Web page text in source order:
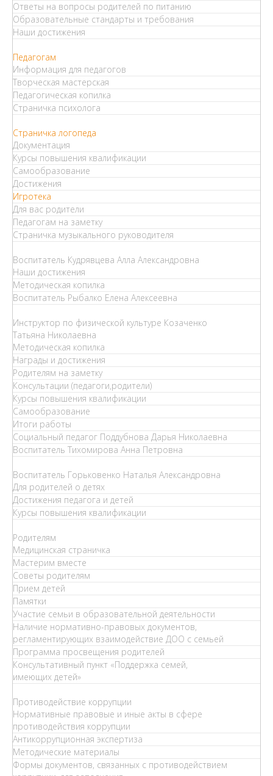
Ответы на вопросы родителей по питанию
Образовательные стандарты и требования
Наши достижения
Педагогам
Информация для педагогов
Творческая мастерская
Педагогическая копилка
Страничка психолога
Страничка логопеда
Документация
Курсы повышения квалификации
Самообразование
Достижения
Игротека
Для вас родители
Педагогам на заметку
Страничка музыкального руководителя
Воспитатель Кудрявцева Алла Александровна
Наши достижения
Методическая копилка
Воспитатель Рыбалко Елена Алексеевна
Инструктор по физической культуре Козаченко
Татьяна Николаевна
Методическая копилка
Награды и достижения
Родителям на заметку
Консультации (педагоги,родители)
Курсы повышения квалификации
Самообразование
Итоги работы
Социальный педагог Поддубнова Дарья Николаевна
Воспитатель Тихомирова Анна Петровна
Воспитатель Горьковенко Наталья Александровна
Для родителей о детях
Достижения педагога и детей
Курсы повышения квалификации
Родителям
Медицинская страничка
Мастерим вместе
Советы родителям
Прием детей
Памятки
Участие семьи в образовательной деятельности
Наличие нормативно-правовых документов,
регламентирующих взаимодействие ДОО с семьей
Программа просвещения родителей
Консультативный пункт «Поддержка семей,
имеющих детей»
Противодействие коррупции
Нормативные правовые и иные акты в сфере
противодействия коррупции
Антикоррупционная экспертиза
Методические материалы
Формы документов, связанных с противодействием